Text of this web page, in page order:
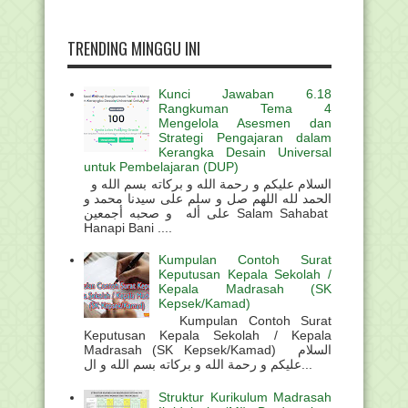
TRENDING MINGGU INI
Kunci Jawaban 6.18
Rangkuman Tema 4
Mengelola Asesmen dan
Strategi Pengajaran dalam
Kerangka Desain Universal
untuk Pembelajaran (DUP)
الحمد لله اللهم صل و سلم على سيدنا محمد و
على أله و صحبه أجمعين Salam Sahabat
Hanapi Bani ....
Kumpulan Contoh Surat
Keputusan Kepala Sekolah /
Kepala Madrasah (SK
Kepsek/Kamad)
Kumpulan Contoh Surat
Keputusan Kepala Sekolah / Kepala
Madrasah (SK Kepsek/Kamad) السلام
Struktur Kurikulum Madrasah